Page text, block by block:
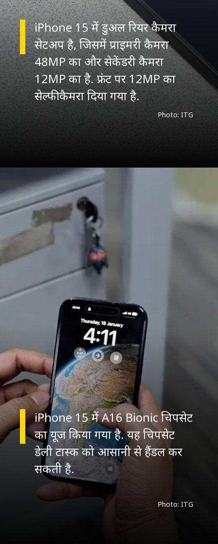
iPhone 15 में डुअल रियर कैमरा
सेटअप है, जिसमें प्राइमरी कैमरा
48MP का और सेकेंडरी कैमरा
12MP का है. फ्रंट पर 12MP का
सेल्फी कैमरा दिया गया है.
Photo: ITG
iPhone 15 में A16 Bionic चिपसेट
का यूज किया गया है. यह चिपसेट
डेली टास्क को आसानी से हैंडल कर
सकती है.
Photo: ITG